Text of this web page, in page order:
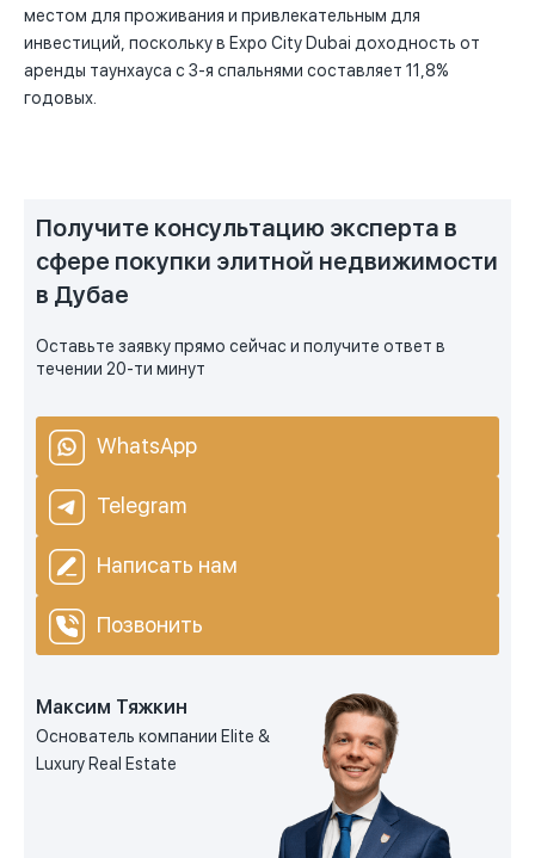
местом для проживания и привлекательным для
инвестиций, поскольку в Expo City Dubai доходность от
аренды таунхауса с 3-я спальнями составляет 11,8%
годовых.
Получите консультацию эксперта в
сфере покупки элитной недвижимости
в Дубае
Оставьте заявку прямо сейчас и получите ответ в
течении 20-ти минут
WhatsApp
Telegram
Написать нам
Позвонить
Максим Тяжкин
Основатель компании Elite &
Luxury Real Estate